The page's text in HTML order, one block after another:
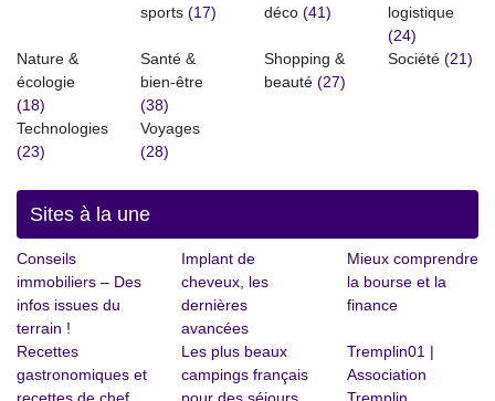
sports (17)
déco (41)
logistique
(24)
Nature &
écologie
(18)
Santé &
bien-être
(38)
Shopping &
beauté (27)
Société (21)
Technologies
(23)
Voyages
(28)
Sites à la une
Conseils
immobiliers – Des
infos issues du
terrain !
Implant de
cheveux, les
dernières
avancées
Mieux comprendre
la bourse et la
finance
Recettes
gastronomiques et
Les plus beaux
campings français
Tremplin01 |
Association